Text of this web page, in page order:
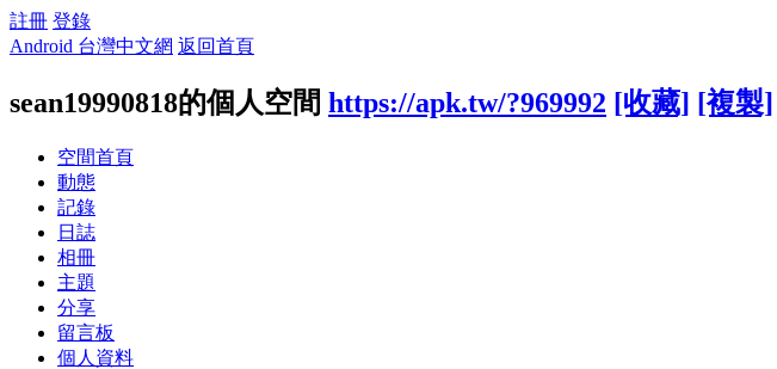
註冊 登錄
Android 台灣中文網 返回首頁
sean19990818的個人空間 https://apk.tw/?969992 [收藏] [複製]
空間首頁
動態
記錄
日誌
相冊
主題
分享
留言板
個人資料